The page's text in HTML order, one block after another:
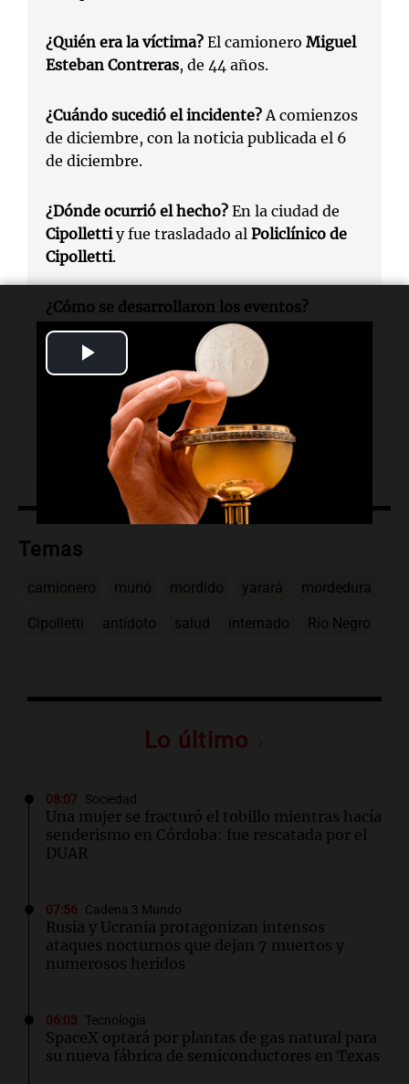
Video
¿Quién era la víctima? El camionero Miguel
Esteban Contreras, de 44 años.
¿Cuándo sucedió el incidente? A comienzos
de diciembre, con la noticia publicada el 6
de diciembre.
¿Dónde ocurrió el hecho? En la ciudad de
Cipollettiy fue trasladado al Policlínico de
Cipolletti.
¿Cómo se desarrollaron los eventos?
Presentó síntomas tras ser mordido y fue
asistido por personal de la
Caminera
¿Por qué fue fatal la situación?
se aplicó tarde, cuando su salud ya era
Temas
camionero murió mordido yarará mordedura
Cipolletti antídoto salud internado Río Negro
Lo último
08:07 Sociedad
Una mujer se fracturó el tobillo mientras hacía
senderismo en Córdoba: fue rescatada por el
DUAR
07:56 Cadena 3 Mundo
Rusia y Ucrania protagonizan intensos
ataques nocturnos que dejan 7 muertos y
numerosos heridos
06:03 Tecnología
SpaceX optará por plantas de gas natural para
su nueva fábrica de semiconductores en Texas